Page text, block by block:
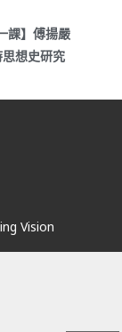
課】傅揚嚴
想史研究
Vision